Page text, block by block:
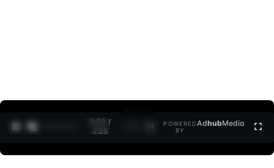
0:30 /
3:35
POWERED
BY
AdhubMedia